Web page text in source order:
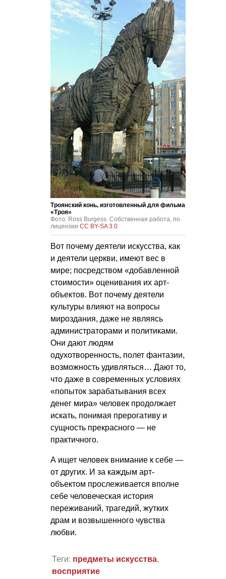
Троянский конь, изготовленный для фильма
«Троя»
Фото: Ross Burgess. Собственная работа, по
лицензии CC BY-SA 3.0
Вот почему деятели искусства, как
и деятели церкви, имеют вес в
мире; посредством «добавленной
стоимости» оценивания их арт-
объектов. Вот почему деятели
культуры влияют на вопросы
мироздания, даже не являясь
администраторами и политиками.
Они дают людям
одухотворенность, полет фантазии,
возможность удивляться… Дают то,
что даже в современных условиях
«попыток зарабатывания всех
денег мира» человек продолжает
искать, понимая прерогативу и
сущность прекрасного — не
практичного.
А ищет человек внимание к себе —
от других. И за каждым арт-
объектом прослеживается вполне
себе человеческая история
переживаний, трагедий, жутких
драм и возвышенного чувства
любви.
Теги: предметы искусства,
восприятие